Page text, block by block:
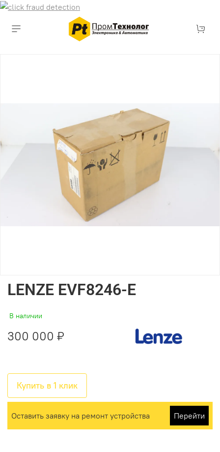
LENZE EVF8246-E
В наличии
300 000 ₽
Купить в 1 клик
Оставить заявку на ремонт устройства Перейти